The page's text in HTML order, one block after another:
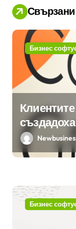
Свързани
Бизнес
ERP
Бизнес